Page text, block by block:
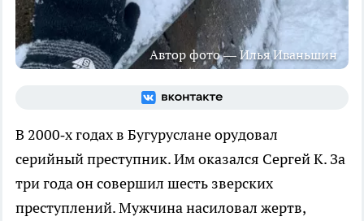
Автор фото — Илья Иваньшин
В 2000‑х годах в Бугуруслане орудовал
серийный преступник. Им оказался Сергей К. За
три года он совершил шесть зверских
преступлений. Мужчина насиловал жертв,